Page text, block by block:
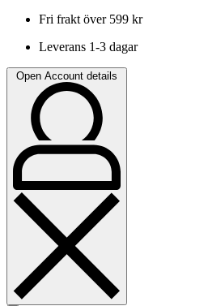
Fri frakt över 599 kr
Leverans 1-3 dagar
Open Account details